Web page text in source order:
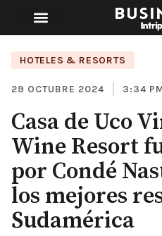
HOTELES & RESORTS
29 OCTUBRE 2024 3:34
Casa de Uco
Wine Resort
por Condé
los mejores
Sudamérica